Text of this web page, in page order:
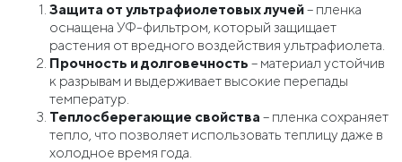
Защита от ультрафиолетовых лучей– пленка
оснащена УФ-фильтром, который защищает
растения от вредного воздействия ультрафиолета.
Прочность и долговечность – материал устойчив
к разрывам и выдерживает высокие перепады
температур.
Теплосберегающие свойства – пленка сохраняет
тепло, что позволяет использовать теплицу даже в
холодное время года.